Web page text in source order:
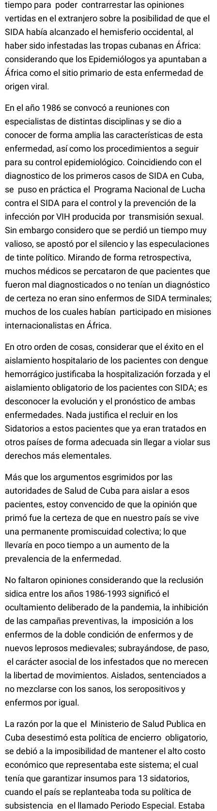
tiempo para poder contrarrestar las opiniones
vertidas en el extranjero sobre la posibilidad de que el
SIDA había alcanzado el hemisferio occidental, al
haber sido infestadas las tropas cubanas en África:
considerando que los Epidemiólogos ya apuntaban a
África como el sitio primario de esta enfermedad de
origen viral.
En el año 1986 se convocó a reuniones con
especialistas de distintas disciplinas y se dio a
conocer de forma amplia las características de esta
enfermedad, así como los procedimientos a seguir
para su control epidemiológico. Coincidiendo con el
diagnostico de los primeros casos de SIDA en Cuba,
se puso en práctica el Programa Nacional de Lucha
contra el SIDA para el control y la prevención de la
infección por VIH producida por transmisión sexual.
Sin embargo considero que se perdió un tiempo muy
valioso, se apostó por el silencio y las especulaciones
de tinte político. Mirando de forma retrospectiva,
muchos médicos se percataron de que pacientes que
fueron mal diagnosticados o no tenían un diagnóstico
de certeza no eran sino enfermos de SIDA terminales;
muchos de los cuales habían participado en misiones
internacionalistas en África.
En otro orden de cosas, considerar que el éxito en el
aislamiento hospitalario de los pacientes con dengue
hemorrágico justificaba la hospitalización forzada y el
aislamiento obligatorio de los pacientes con SIDA; es
desconocer la evolución y el pronóstico de ambas
enfermedades. Nada justifica el recluir en los
Sidatorios a estos pacientes que ya eran tratados en
otros países de forma adecuada sin llegar a violar sus
derechos más elementales.
Más que los argumentos esgrimidos por las
autoridades de Salud de Cuba para aislar a esos
pacientes, estoy convencido de que la opinión que
primó fue la certeza de que en nuestro país se vive
una permanente promiscuidad colectiva; lo que
llevaría en poco tiempo a un aumento de la
prevalencia de la enfermedad.
No faltaron opiniones considerando que la reclusión
sidica entre los años 1986-1993 significó el
ocultamiento deliberado de la pandemia, la inhibición
de las campañas preventivas, la imposición a los
enfermos de la doble condición de enfermos y de
nuevos leprosos medievales; subrayándose, de paso,
el carácter asocial de los infestados que no merecen
la libertad de movimientos. Aislados, sentenciados a
no mezclarse con los sanos, los seropositivos y
enfermos por igual.
La razón por la que el Ministerio de Salud Publica en
Cuba desestimó esta política de encierro obligatorio,
se debió a la imposibilidad de mantener el alto costo
económico que representaba este sistema; el cual
tenía que garantizar insumos para 13 sidatorios,
cuando el país se replanteaba toda su política de
subsistencia en el llamado Periodo Especial. Estaba